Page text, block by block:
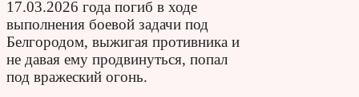
17.03.2026 года погиб в ходе
выполнения боевой задачи под
Белгородом, выжигая противника и
не давая ему продвинуться, попал
под вражеский огонь.